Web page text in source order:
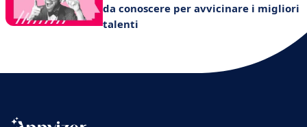
da conoscere per avvicinare i migliori
talenti